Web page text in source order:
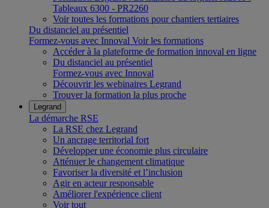
Tableaux 6300 - PR2260
Voir toutes les formations pour chantiers tertiaires
Du distanciel au présentiel
Formez-vous avec Innoval Voir les formations
Accéder à la plateforme de formation innoval en ligne
Du distanciel au présentiel
Formez-vous avec Innoval
Découvrir les webinaires Legrand
Trouver la formation la plus proche
Legrand
La démarche RSE
La RSE chez Legrand
Un ancrage territorial fort
Développer une économie plus circulaire
Atténuer le changement climatique
Favoriser la diversité et l’inclusion
Agir en acteur responsable
Améliorer l'expérience client
Voir tout